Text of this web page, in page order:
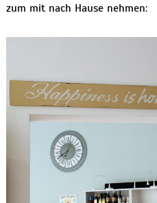
zum mit nach Hause nehmen: